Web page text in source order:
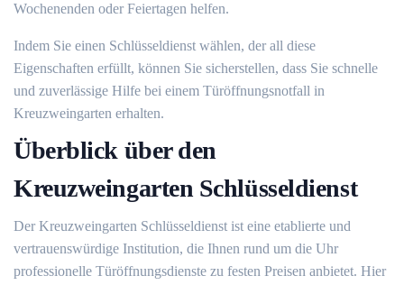
Wochenenden oder Feiertagen helfen.
Indem Sie einen Schlüsseldienst wählen, der all diese
Eigenschaften erfüllt, können Sie sicherstellen, dass Sie schnelle
und zuverlässige Hilfe bei einem Türöffnungsnotfall in
Kreuzweingarten erhalten.​
Überblick über den
Kreuzweingarten Schlüsseldienst
Der Kreuzweingarten Schlüsseldienst ist eine etablierte und
vertrauenswürdige Institution, die Ihnen rund um die Uhr
professionelle Türöffnungsdienste zu festen Preisen anbietet. Hier